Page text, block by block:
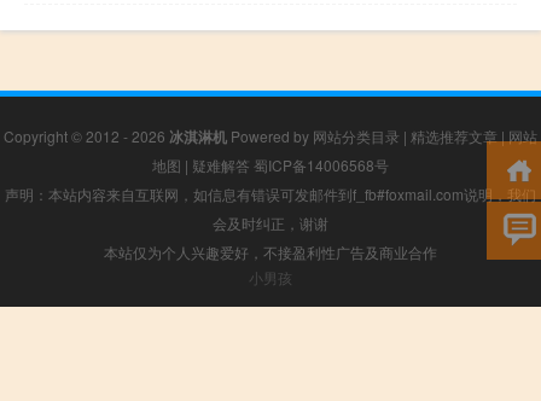
Copyright © 2012 - 2026 冰淇淋机 Powered by 网站分类目录 | 精选推荐文章 | 网站
地图 | 疑难解答 蜀ICP备14006568号
声明：本站内容来自互联网，如信息有错误可发邮件到f_fb#foxmail.com说明，我们
会及时纠正，谢谢
本站仅为个人兴趣爱好，不接盈利性广告及商业合作
小男孩